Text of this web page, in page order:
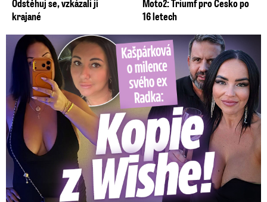
Odstěhuj se, vzkázali jí
krajané
Moto2: Triumf pro Česko po
16 letech
Kašpárková o milence svého ex Radka: Kopie z Wishe!